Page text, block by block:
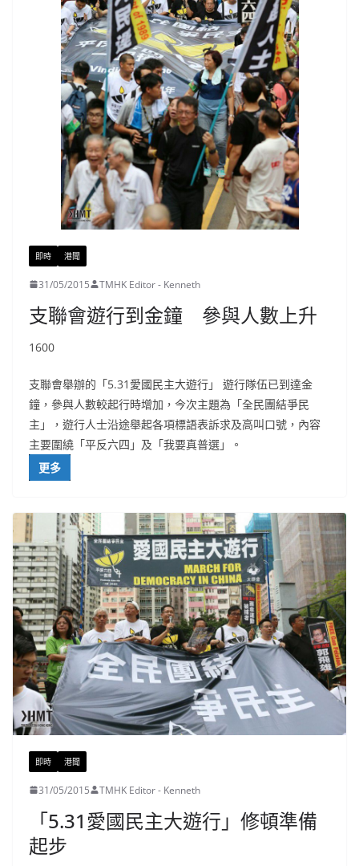
即時 港聞
31/05/2015 TMHK Editor - Kenneth
支聯會遊行到金鐘 參與人數上升
1600
支聯會舉辦的「5.31愛國民主大遊行」 遊行隊伍已到達金
鐘，參與人數較起行時增加，今次主題為「全民團結爭民
主」，遊行人士沿途舉起各項標語表訴求及高叫口號，內容
主要圍繞「平反六四」及「我要真普選」。
更多
即時 港聞
31/05/2015 TMHK Editor - Kenneth
「5.31愛國民主大遊行」修頓準備
起步